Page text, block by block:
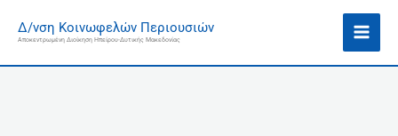
στοΔ/νση Κοινωφελών Περιουσιών
Αποκεντρωμένη Διοίκηση Ηπείρου-Δυτικής Μακεδονίας
σ